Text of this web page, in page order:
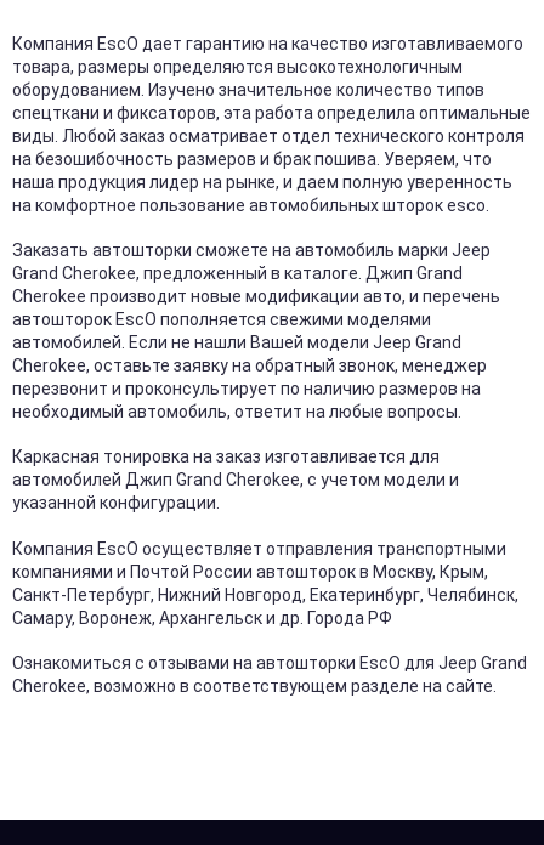
Компания EscO дает гарантию на качество изготавливаемого
товара, размеры определяются высокотехнологичным
оборудованием. Изучено значительное количество типов
спецткани и фиксаторов, эта работа определила оптимальные
виды. Любой заказ осматривает отдел технического контроля
на безошибочность размеров и брак пошива. Уверяем, что
наша продукция лидер на рынке, и даем полную уверенность
на комфортное пользование автомобильных шторок esco.
Заказать автошторки сможете на автомобиль марки Jeep
Grand Cherokee, предложенный в каталоге. Джип Grand
Cherokee производит новые модификации авто, и перечень
автошторок EscO пополняется свежими моделями
автомобилей. Если не нашли Вашей модели Jeep Grand
Cherokee, оставьте заявку на обратный звонок, менеджер
перезвонит и проконсультирует по наличию размеров на
необходимый автомобиль, ответит на любые вопросы.
Каркасная тонировка на заказ изготавливается для
автомобилей Джип Grand Cherokee, с учетом модели и
указанной конфигурации.
Компания EscO осуществляет отправления транспортными
компаниями и Почтой России автошторок в Москву, Крым,
Санкт-Петербург, Нижний Новгород, Екатеринбург, Челябинск,
Самару, Воронеж, Архангельск и др. Города РФ
Ознакомиться с отзывами на автошторки EscO для Jeep Grand
Cherokee, возможно в соответствующем разделе на сайте.